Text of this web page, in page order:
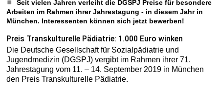
Seit vielen Jahren verleiht die DGSPJ Preise für besondere
Arbeiten im Rahmen ihrer Jahrestagung - in diesem Jahr in
München. Interessenten können sich jetzt bewerben!
Preis Transkulturelle Pädiatrie: 1.000 Euro winken
Die Deutsche Gesellschaft für Sozialpädiatrie und
Jugendmedizin (DGSPJ) vergibt im Rahmen ihrer 71.
Jahrestagung vom 11. – 14. September 2019 in München
den Preis Transkulturelle Pädiatrie.